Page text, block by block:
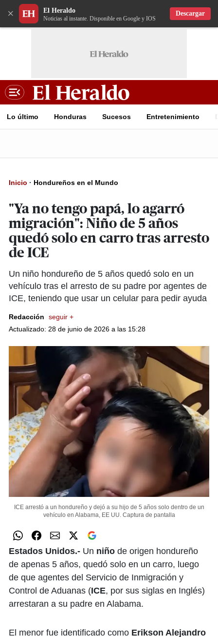
× El Heraldo
Noticias al instante. Disponible en Google y IOS
Descargar
Lo último Honduras Sucesos Entretenimiento
Inicio · Hondureños en el Mundo
"Ya no tengo papá, lo agarró
migración": Niño de 5 años
quedó solo en carro tras arresto
de ICE
Un niño hondureño de 5 años quedó solo en un
vehículo tras el arresto de su padre por agentes de
ICE, teniendo que usar un celular para pedir ayuda
Redacción
seguir +
Actualizado: 28 de junio de 2026 a las 15:28
ICE arrestó a un hondureño y dejó a su hijo de 5 años solo dentro de un
vehículo en Alabama, EE UU. Captura de pantalla
Estados Unidos.- Un niño de origen hondureño
de apenas 5 años, quedó solo en un carro, luego
de que agentes del Servicio de Inmigración y
Control de Aduanas (ICE, por sus siglas en Inglés)
arrestaran a su padre en Alabama.
El menor fue identificado como Erikson Alejandro